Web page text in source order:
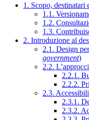
1. Scopo, destinatari
1.1.
1.2.
1.3.
2. Introduzione al
2.1. Design
government)
2.2.
2.2.1.
2.2.2.
2.3.
2.3.1.
2.3.2.